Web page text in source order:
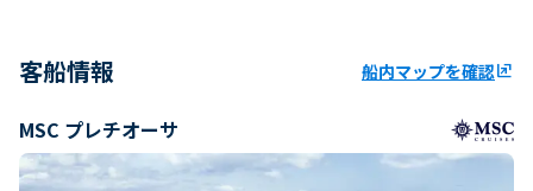
客船情報 船内マップを確認ungroup
MSC プレチオーサ